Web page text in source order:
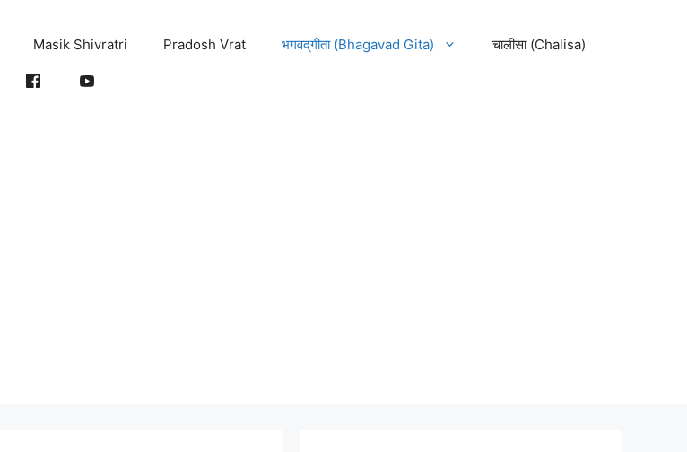
Masik Shivratri Pradosh Vrat भगवद्‌गीता (Bhagavad Gita) चालीसा (Chalisa)